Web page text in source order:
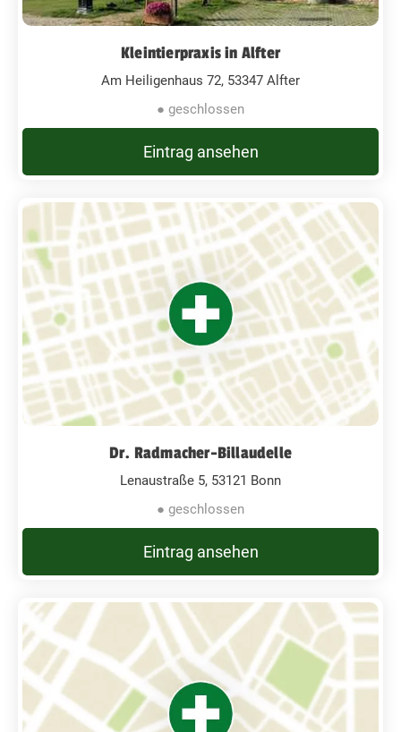
Kleintierpraxis in Alfter
Am Heiligenhaus 72, 53347 Alfter
● geschlossen
Eintrag ansehen
Dr. Radmacher-Billaudelle
Lenaustraße 5, 53121 Bonn
● geschlossen
Eintrag ansehen